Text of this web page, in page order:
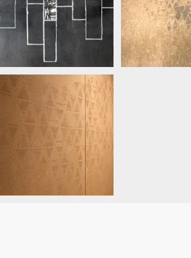
床面手描きペイント、パターン 店内柱パタ
壁面パターン拡大